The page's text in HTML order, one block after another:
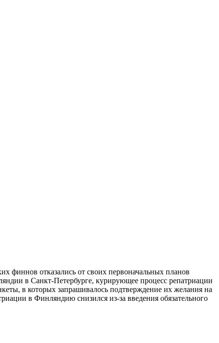
финнов отказались от своих первоначальных планов
в Санкт-Петербурге, курирующее процесс репатриации
в которых запрашивалось подтверждение их желания на
в Финляндию снизился из-за введения обязательного